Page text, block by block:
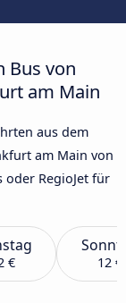
Bus von
am Main
aus dem
am Main von
oder RegioJet für
€ 12 €